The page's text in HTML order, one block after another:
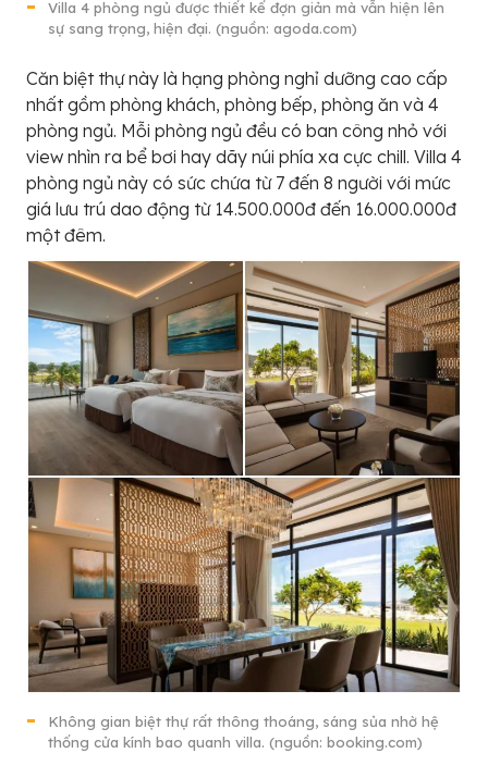
Villa 4 phòng ngủ được thiết kế đợn giản mà vẫn hiện lên
sự sang trọng, hiện đại. (nguồn: agoda.com)
Căn biệt thự này là hạng phòng nghỉ dưỡng cao cấp
nhất gồm phòng khách, phòng bếp, phòng ăn và 4
phòng ngủ. Mỗi phòng ngủ đều có ban công nhỏ với
view nhìn ra bể bơi hay dãy núi phía xa cực chill. Villa 4
phòng ngủ này có sức chứa từ 7 đến 8 người với mức
giá lưu trú dao động từ 14.500.000đ đến 16.000.000đ
một đêm.
Không gian biệt thự rất thông thoáng, sáng sủa nhờ hệ
thống cửa kính bao quanh villa. (nguồn: booking.com)